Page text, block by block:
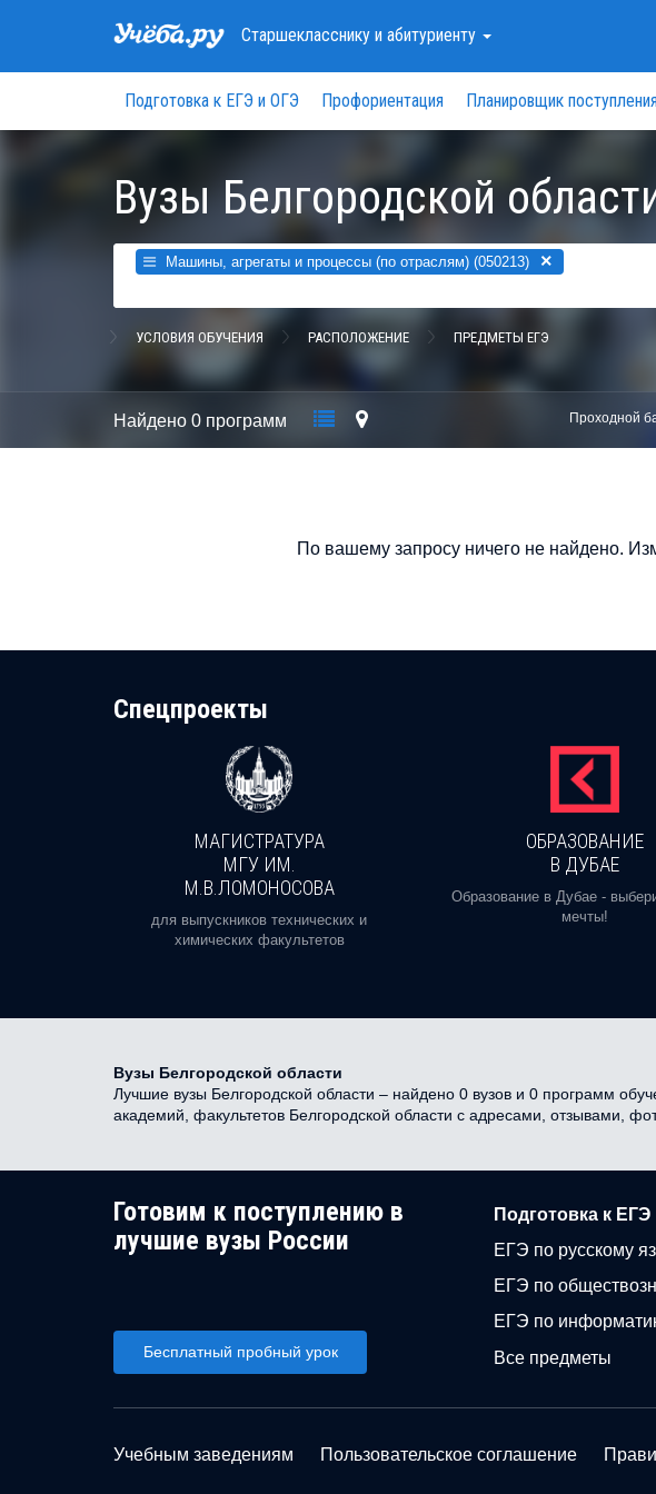
Старшеклассникуи абитуриенту
Подготовка к ЕГЭ и ОГЭ Профориентация Планировщик поступления
Вузы Белгородской
Машины, агрегаты и процессы (по отраслям) (050213) ×
УСЛОВИЯ ОБУЧЕНИЯ РАСПОЛОЖЕНИЕ ПРЕДМЕТЫ ЕГЭ
Найдено 0 программ Проходной
По вашему запросу ничего не найдено.
Cпецпроекты
МАГИСТРАТУРА
МГУ ИМ.
М.В.ЛОМОНОСОВА
для выпускников технических и
химических факультетов
ОБРАЗОВАНИЕ
В ДУБАЕ
Образование в Дубае -
мечты!
Вузы Белгородской области
Лучшие вузы Белгородской области – найдено 0 вузов и 0 программ
академий, факультетов Белгородской области с адресами, отзывами,
Готовим к поступлению в
лучшие вузы России
Бесплатный пробный урок
Подготовка к ЕГЭ
ЕГЭ по русскому
ЕГЭ по
ЕГЭ по
Все предметы
Учебным заведениям Пользовательское соглашение